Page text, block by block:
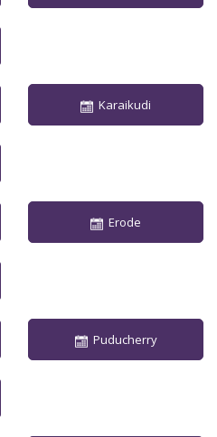
Karaikudi
Erode
Puducherry